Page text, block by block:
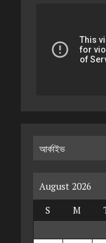
আর্কাইভ
August 2026
S
M